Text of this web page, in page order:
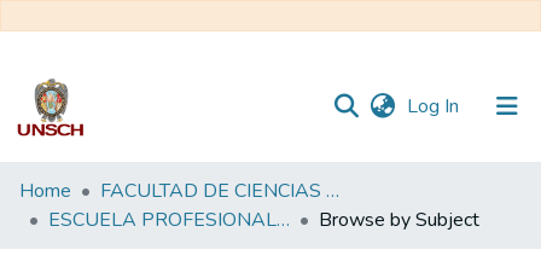
Log In (current)
Communities
&
Home
FACULTAD DE CIENCIAS DE LA SALUD
ESCUELA PROFESIONAL DE OBSTETRICIA
Browse by Subject